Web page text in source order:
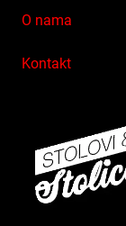
O nama
Kontakt